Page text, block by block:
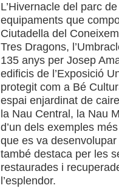
L’Hivernacle del parc
equipaments que
Ciutadella del
Tres Dragons,
135 anys per Josep
edificis de l’Exposició
protegit com a Bé
espai enjardinat de
la Nau Central, la Nau
d’un dels exemples
que es va
també destaca per les
restaurades i
l’esplendor.